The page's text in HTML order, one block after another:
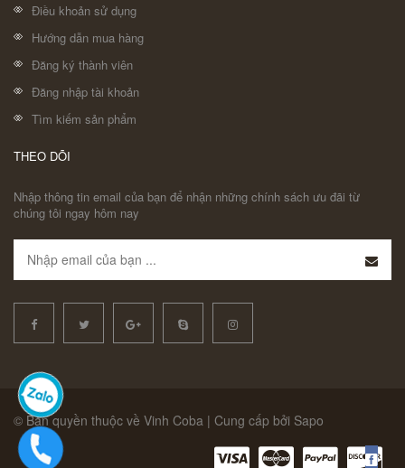
Điều khoản sử dụng
Hướng dẫn mua hàng
Đăng ký thành viên
Đăng nhập tài khoản
Tìm kiếm sản phẩm
THEO DÕI
Nhập thông tin email của bạn để nhận những chính sách ưu đãi từ
chúng tôi ngay hôm nay
© Bản quyền thuộc về Vinh Coba | Cung cấp bởi Sapo